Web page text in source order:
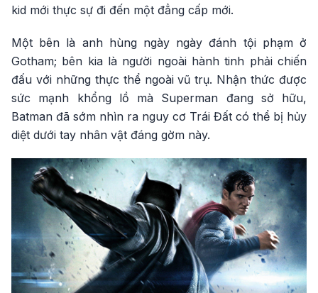
kid mới thực sự đi đến một đẳng cấp mới.
Một bên là anh hùng ngày ngày đánh tội phạm ở
Gotham; bên kia là người ngoài hành tinh phải chiến
đấu với những thực thể ngoài vũ trụ. Nhận thức được
sức mạnh khổng lồ mà Superman đang sở hữu,
Batman đã sớm nhìn ra nguy cơ Trái Đất có thể bị hủy
diệt dưới tay nhân vật đáng gờm này.